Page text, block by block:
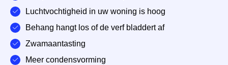
Luchtvochtigheid in uw woning is hoog
Behang hangt los of de verf bladdert af
Zwamaantasting
Meer condensvorming